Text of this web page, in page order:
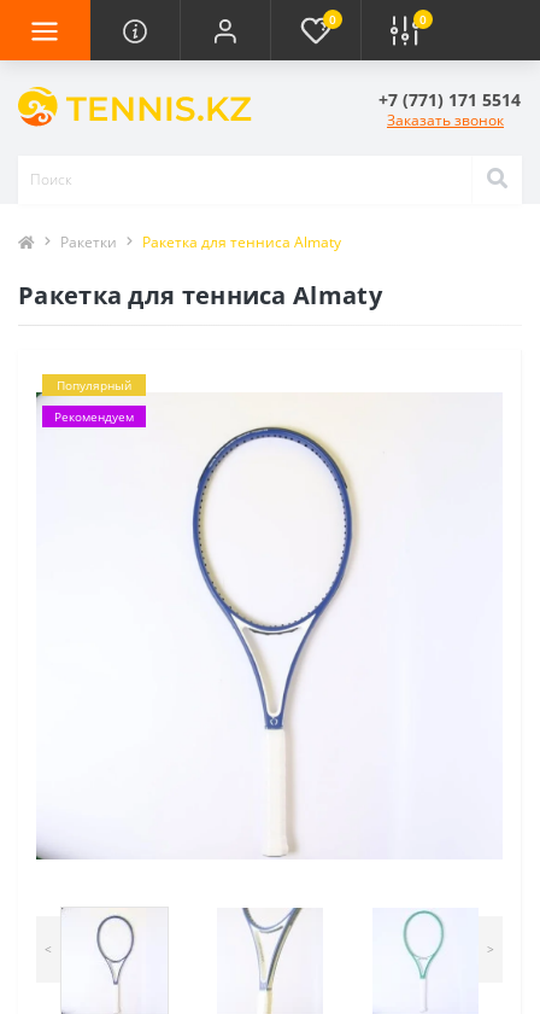
0 0
+7 (771) 171 5514
Заказать звонок
Ракетки Ракетка для тенниса Almaty
Ракетка для тенниса Almaty
Популярный
Рекомендуем
< >